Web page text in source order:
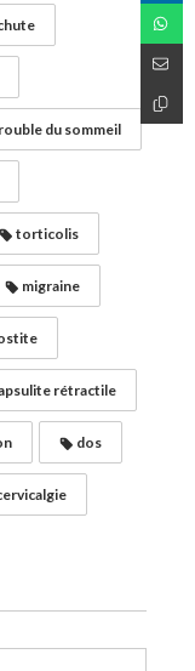
du sommeil
torticolis
migraine
rétractile
dos